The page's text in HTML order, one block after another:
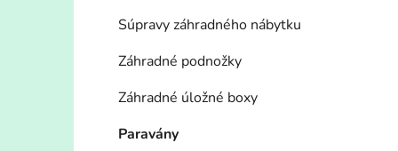
Súpravy záhradného nábytku
Záhradné podnožky
Záhradné úložné boxy
Paravány